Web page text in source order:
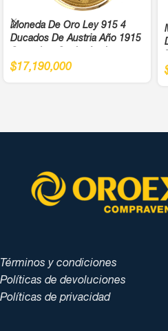
Moneda De Oro Ley 915 4
Ducados De Austria Año 1915
4,5Cm
$17,190,000
Términos y condiciones
Políticas de devoluciones
Políticas de privacidad